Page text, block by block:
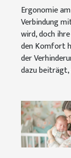
Ergonomie
Verbindung
wird, doch
den Komfort
der
dazu beiträgt,